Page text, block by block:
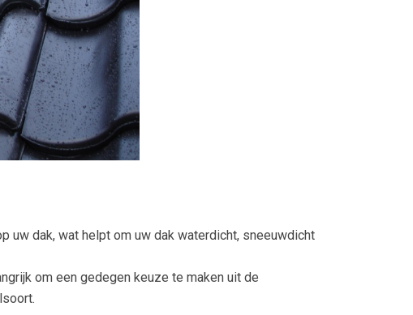
uw dak, wat helpt om uw dak waterdicht, sneeuwdicht
om een gedegen keuze te maken uit de